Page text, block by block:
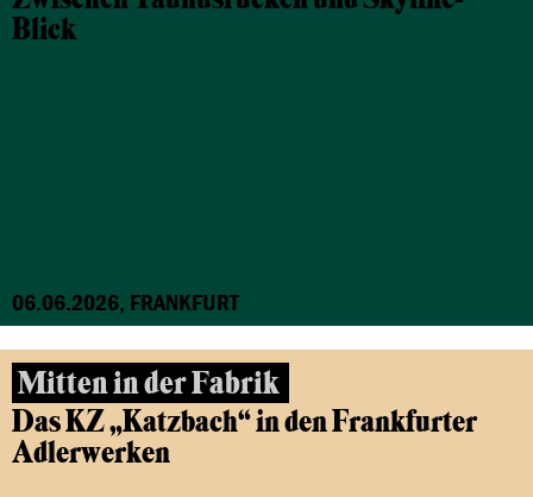
Blick
06.06.2026, FRANKFURT
Mitten in der Fabrik
Das KZ „Katzbach“ in den Frankfurter
Adlerwerken